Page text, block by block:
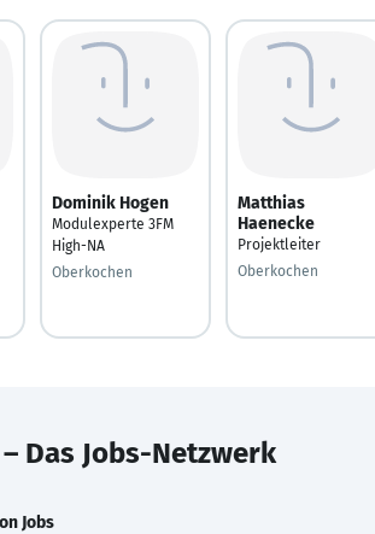
Dominik Hogen
Modulexperte 3FM
High-NA
Oberkochen
Matthias
Haenecke
Projektleiter
Oberkochen
– Das Jobs-Netzwerk
Jobs